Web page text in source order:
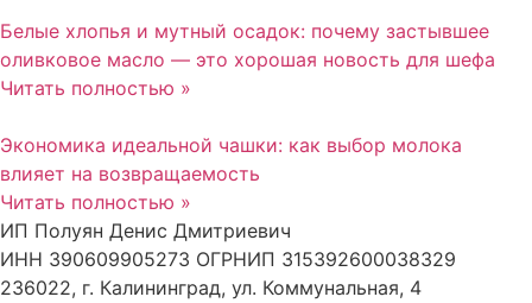
Белые хлопья и мутный осадок: почему застывшее
оливковое масло — это хорошая новость для шефа
Читать полностью »
Экономика идеальной чашки: как выбор молока
влияет на возвращаемость
Читать полностью »
ИП Полуян Денис Дмитриевич
ИНН 390609905273 ОГРНИП 315392600038329
236022, г. Калининград, ул. Коммунальная, 4